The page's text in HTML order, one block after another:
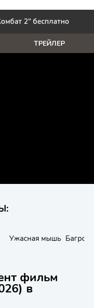
2" бесплатно
ТРЕЙЛЕР
Ужасная мышь
фильм
в